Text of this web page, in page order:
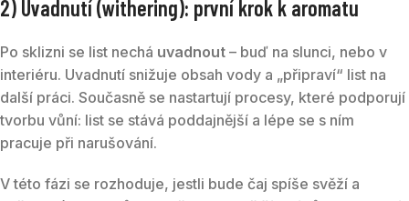
2) Uvadnutí (withering): první krok k aromatu
Po sklizni se list nechá uvadnout – buď na slunci, nebo v
interiéru. Uvadnutí snižuje obsah vody a „připraví“ list na
další práci. Současně se nastartují procesy, které podporují
tvorbu vůní: list se stává poddajnější a lépe se s ním
pracuje při narušování.
V této fázi se rozhoduje, jestli bude čaj spíše svěží a